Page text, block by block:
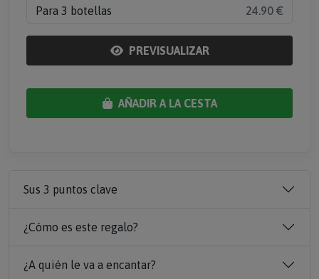
Para 3 botellas 24.90 €
PREVISUALIZAR
AÑADIR A LA CESTA
Sus 3 puntos clave
¿Cómo es este regalo?
¿A quién le va a encantar?